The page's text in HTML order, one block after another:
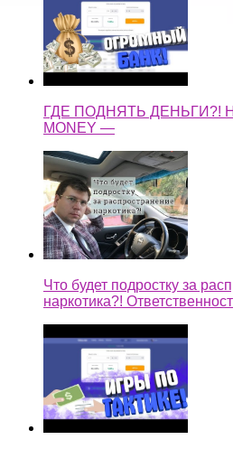
ГДЕ ПОДНЯТЬ ДЕНЬГИ?!
MONEY —
Что будет подростку за
наркотика?!